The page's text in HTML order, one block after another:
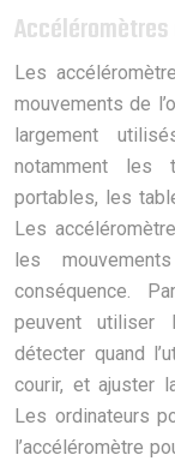
Les
mouvements de
largement
notamment les
portables, les
Les
les
conséquence.
peuvent utiliser
détecter quand
courir, et ajuster
Les ordinateurs
l’accéléromètre